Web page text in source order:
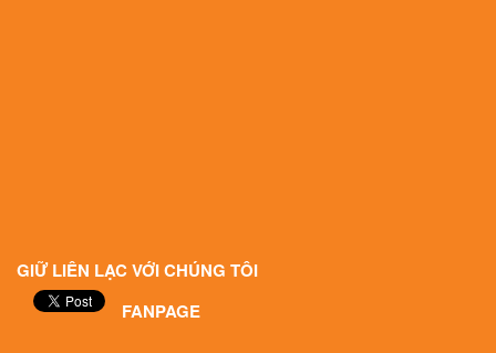
GIỮ LIÊN LẠC VỚI CHÚNG TÔI
FANPAGE